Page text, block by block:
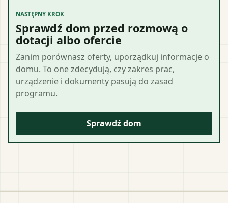
NASTĘPNY KROK
Sprawdź dom przed rozmową o
dotacji albo ofercie
Zanim porównasz oferty, uporządkuj informacje o
domu. To one zdecydują, czy zakres prac,
urządzenie i dokumenty pasują do zasad
programu.
Sprawdź dom